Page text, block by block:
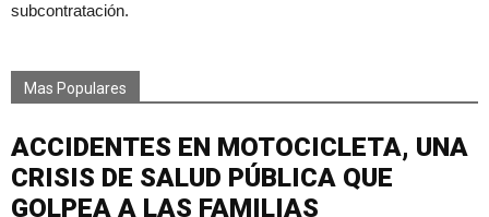
subcontratación.
Mas Populares
ACCIDENTES EN MOTOCICLETA, UNA
CRISIS DE SALUD PÚBLICA QUE
GOLPEA A LAS FAMILIAS